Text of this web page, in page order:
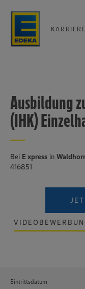
KARRIERE
Ausbildung
(IHK)
Bei E xpress in
416851
Eintrittsdatum